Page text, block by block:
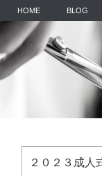
HOME BLOG
２０２３成人